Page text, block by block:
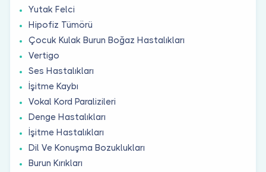
Yutak Felci
Hipofiz Tümörü
Çocuk Kulak Burun Boğaz Hastalıkları
Vertigo
Ses Hastalıkları
İşitme Kaybı
Vokal Kord Paralizileri
Denge Hastalıkları
İşitme Hastalıkları
Dil Ve Konuşma Bozuklukları
Burun Kırıkları